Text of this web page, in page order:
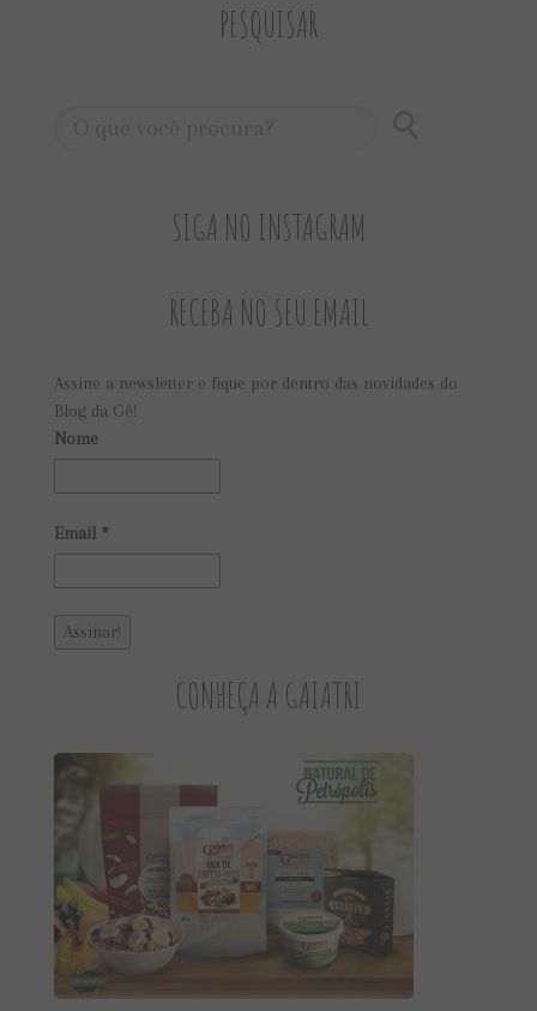
PESQUISAR
SIGA NO INSTAGRAM
RECEBA NO SEU EMAIL
Assine a newsletter e fique por dentro das novidades do
Blog da Gê!
Nome
Email *
CONHEÇA A GAIATRI